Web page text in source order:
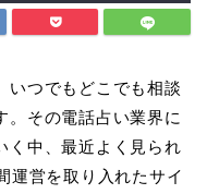
いつでもどこでも相談
。その電話占い業界に
く中、最近よく見られ
運営を取り入れたサイ